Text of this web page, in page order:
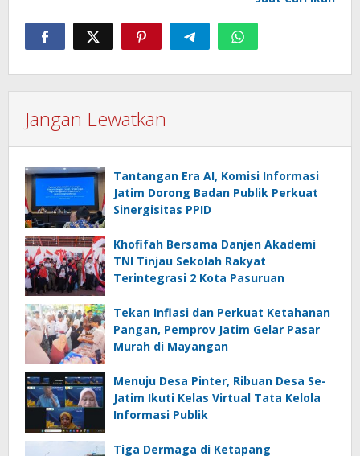
Jangan Lewatkan
Tantangan Era AI, Komisi Informasi
Jatim Dorong Badan Publik Perkuat
Sinergisitas PPID
Khofifah Bersama Danjen Akademi
TNI Tinjau Sekolah Rakyat
Terintegrasi 2 Kota Pasuruan
Tekan Inflasi dan Perkuat Ketahanan
Pangan, Pemprov Jatim Gelar Pasar
Murah di Mayangan
Menuju Desa Pinter, Ribuan Desa Se-
Jatim Ikuti Kelas Virtual Tata Kelola
Informasi Publik
Tiga Dermaga di Ketapang